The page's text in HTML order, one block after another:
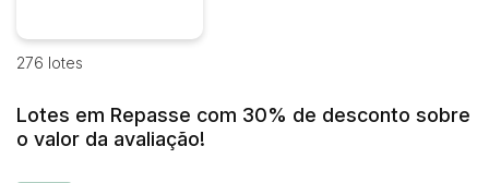
Imóveis
Terreno
Sucata Ferrosa
Veículos
Bairro
Judiciais Extrajudiciais
Faixa de valor
276 lotes
Lotes em Repasse com 30% de desconto sobre
o valor da avaliação!